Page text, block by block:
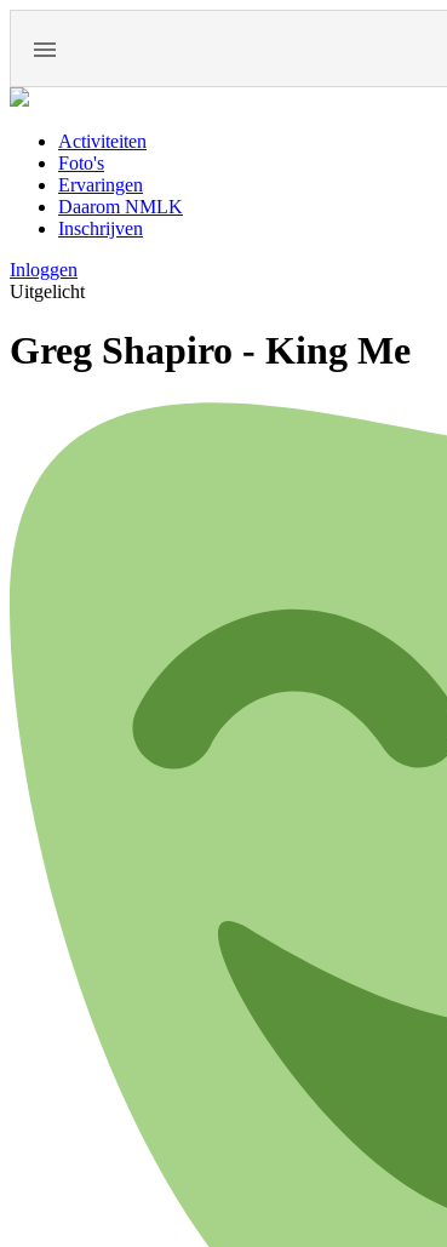
Activiteiten
Foto's
Ervaringen
Daarom NMLK
Inschrijven
Inloggen
Uitgelicht
Greg Shapiro - King Me